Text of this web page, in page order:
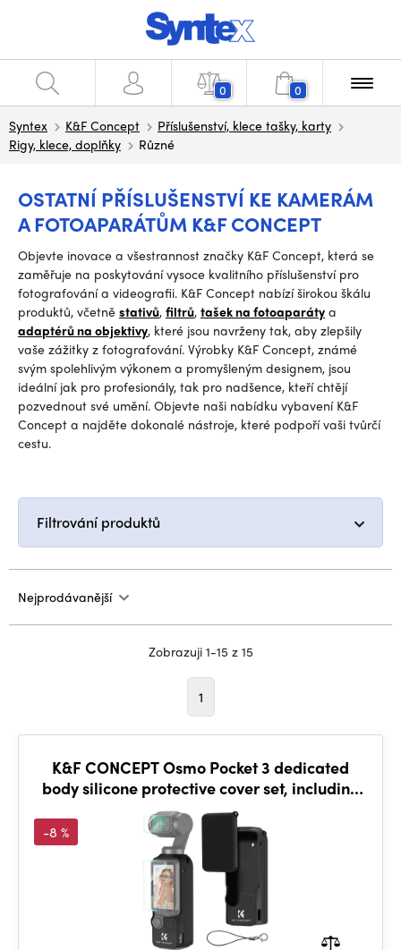
0 0
Syntex K&F Concept
Příslušenství, klece tašky, karty
Rigy, klece, doplňky
Různé
OSTATNÍ PŘÍSLUŠENSTVÍ KE KAMERÁM
A FOTOAPARÁTŮM K&F CONCEPT
Objevte inovace a všestrannost značky K&F Concept, která se
zaměřuje na poskytování vysoce kvalitního příslušenství pro
fotografování a videografii. K&F Concept nabízí širokou škálu
produktů, včetně stativů, filtrů, tašek na fotoaparáty a
adaptérů na objektivy, které jsou navrženy tak, aby zlepšily
vaše zážitky z fotografování. Výrobky K&F Concept, známé
svým spolehlivým výkonem a promyšleným designem, jsou
ideální jak pro profesionály, tak pro nadšence, kteří chtějí
pozvednout své umění. Objevte naši nabídku vybavení K&F
Concept a najděte dokonalé nástroje, které podpoří vaši tvůrčí
cestu.
Filtrování produktů
Nejprodávanější
Zobrazuji 1-15 z 15
1
K&F CONCEPT Osmo Pocket 3 dedicated
body silicone protective cover set, including
screen protective cover
-8 %